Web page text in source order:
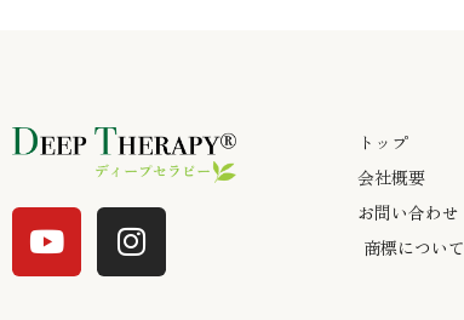
Y
o
u
t
I
n
s
t
トップ
会社概要
お問い合わせ
商標について